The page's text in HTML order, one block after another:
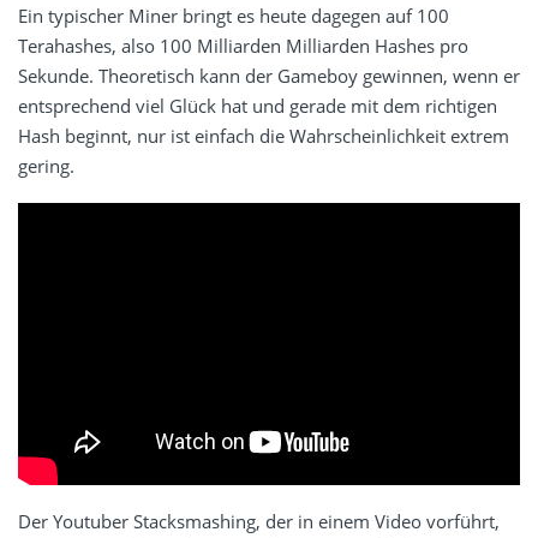
Ein typischer Miner bringt es heute dagegen auf 100
Terahashes, also 100 Milliarden Milliarden Hashes pro
Sekunde. Theoretisch kann der Gameboy gewinnen, wenn er
entsprechend viel Glück hat und gerade mit dem richtigen
Hash beginnt, nur ist einfach die Wahrscheinlichkeit extrem
gering.
Der Youtuber Stacksmashing, der in einem Video vorführt,